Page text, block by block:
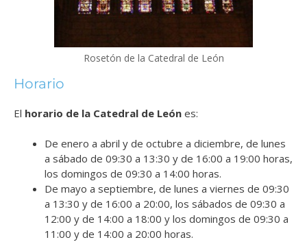
Rosetón de la Catedral de León
Horario
El horario de la Catedral de León es:
De enero a abril y de octubre a diciembre, de lunes
a sábado de 09:30 a 13:30 y de 16:00 a 19:00 horas,
los domingos de 09:30 a 14:00 horas.
De mayo a septiembre, de lunes a viernes de 09:30
a 13:30 y de 16:00 a 20:00, los sábados de 09:30 a
12:00 y de 14:00 a 18:00 y los domingos de 09:30 a
11:00 y de 14:00 a 20:00 horas.